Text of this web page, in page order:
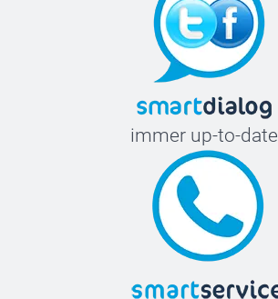
immer up-to-date